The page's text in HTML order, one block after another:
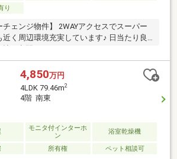
り
チェンジ物件】 2WAYアクセスでスーパー
近く周辺環境充実しています♪ 日当たり良
4,850万円
4LDK 79.46m2
4階 南東
モニタ付インターホ
ン
浴室乾燥機
所有権 ペット相談可